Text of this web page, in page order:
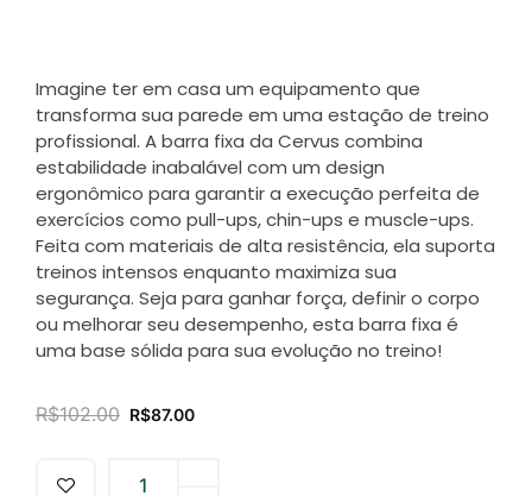
clientes
Imagine ter em casa um equipamento que
transforma sua parede em uma estação de treino
profissional. A barra fixa da Cervus combina
estabilidade inabalável com um design
ergonômico para garantir a execução perfeita de
exercícios como pull-ups, chin-ups e muscle-ups.
Feita com materiais de alta resistência, ela suporta
treinos intensos enquanto maximiza sua
segurança. Seja para ganhar força, definir o corpo
ou melhorar seu desempenho, esta barra fixa é
uma base sólida para sua evolução no treino!
R$102.00 R$87.00